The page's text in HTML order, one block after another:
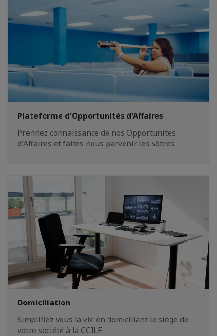
Plateforme d'Opportunités d'Affaires
Prennez connaissance de nos Opportunités
d'Affaires et faites nous parvenir les vôtres.
Domiciliation
Simplifiez vous la vie en domiciliant le siège de
votre société à la CCILF.